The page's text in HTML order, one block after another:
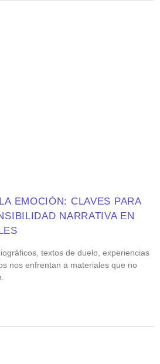
EMOCIÓN: CLAVES PARA
NARRATIVA EN
textos de duelo, experiencias
nos enfrentan a materiales que no